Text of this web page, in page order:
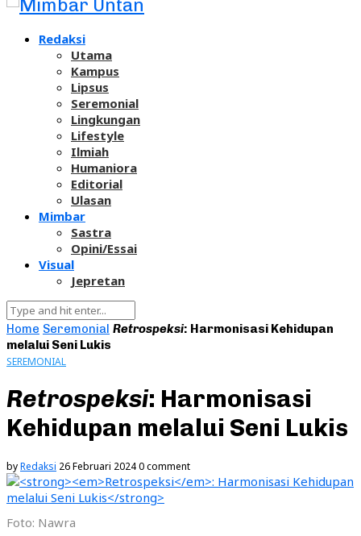
Redaksi
Utama
Kampus
Lipsus
Seremonial
Lingkungan
Lifestyle
Ilmiah
Humaniora
Editorial
Ulasan
Mimbar
Sastra
Opini/Essai
Visual
Jepretan
Home Seremonial Retrospeksi: Harmonisasi Kehidupan
melalui Seni Lukis
SEREMONIAL
Retrospeksi: Harmonisasi
Kehidupan melalui Seni Lukis
byRedaksi 26 Februari 20240 comment
Foto: Nawra